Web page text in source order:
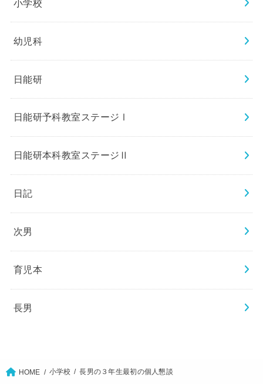
小学校
幼児科
日能研
日能研予科教室ステージⅠ
日能研本科教室ステージⅡ
日記
次男
育児本
長男
HOME 小学校 長男の３年生最初の個人懇談